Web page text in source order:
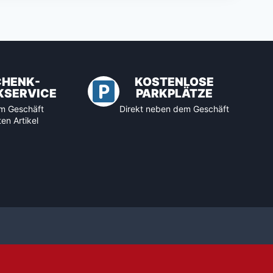
Geschäft
Artikel
KOSTENLOSE
PARKPLÄTZE
Direkt neben dem Geschäft